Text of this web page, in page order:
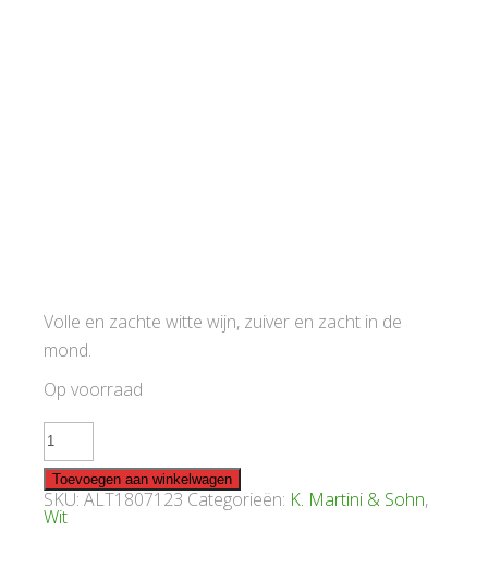
Volle en zachte witte wijn, zuiver en zacht in de
mond.
Op voorraad
Martini
Weissburgunder
Palladium
2023
aantal
Toevoegen aan winkelwagen
SKU: ALT1807123 Categorieën: K. Martini & Sohn,
Wit